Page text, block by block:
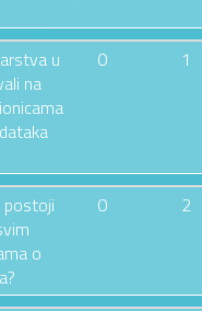
u
na
0 1
postoji
o
0 2